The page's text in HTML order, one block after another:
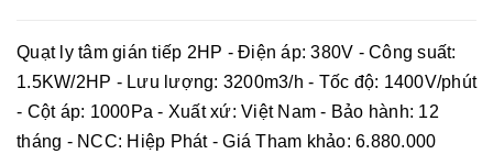
Quạt ly tâm gián tiếp 2HP - Điện áp: 380V - Công suất:
1.5KW/2HP - Lưu lượng: 3200m3/h - Tốc độ: 1400V/phút
- Cột áp: 1000Pa - Xuất xứ: Việt Nam - Bảo hành: 12
tháng - NCC: Hiệp Phát - Giá Tham khảo: 6.880.000